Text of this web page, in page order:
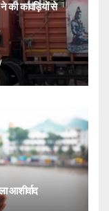
की कांवड़ियों से
आशीर्वाद